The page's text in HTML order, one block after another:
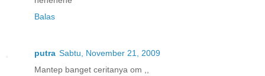
Balas
putra Sabtu, November 21, 2009
Mantep banget ceritanya om ,,